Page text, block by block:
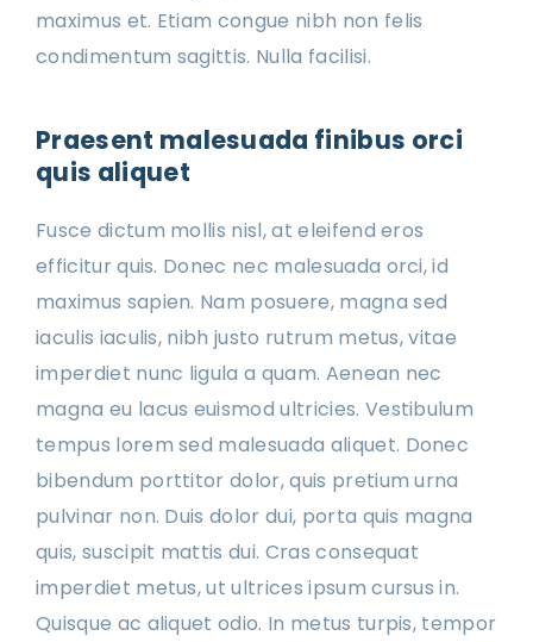
maximus et. Etiam congue nibh non felis
condimentum sagittis. Nulla facilisi.
Praesent malesuada finibus orci
quis aliquet
Fusce dictum mollis nisl, at eleifend eros
efficitur quis. Donec nec malesuada orci, id
maximus sapien. Nam posuere, magna sed
iaculis iaculis, nibh justo rutrum metus, vitae
imperdiet nunc ligula a quam. Aenean nec
magna eu lacus euismod ultricies. Vestibulum
tempus lorem sed malesuada aliquet. Donec
bibendum porttitor dolor, quis pretium urna
pulvinar non. Duis dolor dui, porta quis magna
quis, suscipit mattis dui. Cras consequat
imperdiet metus, ut ultrices ipsum cursus in.
Quisque ac aliquet odio. In metus turpis, tempor